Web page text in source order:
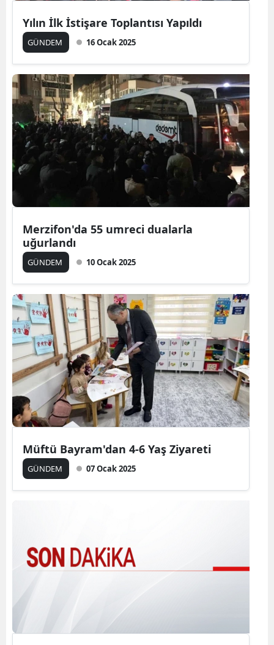
Yılın İlk İstişare Toplantısı Yapıldı
GÜNDEM 16 Ocak 2025
Merzifon'da 55 umreci dualarla
uğurlandı
GÜNDEM 10 Ocak 2025
Müftü Bayram'dan 4-6 Yaş Ziyareti
GÜNDEM 07 Ocak 2025